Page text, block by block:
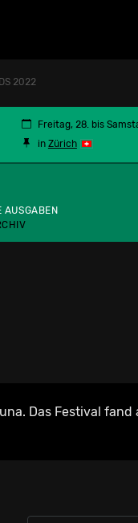
2022
Freitag, 28. bis
in Zürich
AUSGABEN
Das Festival fand